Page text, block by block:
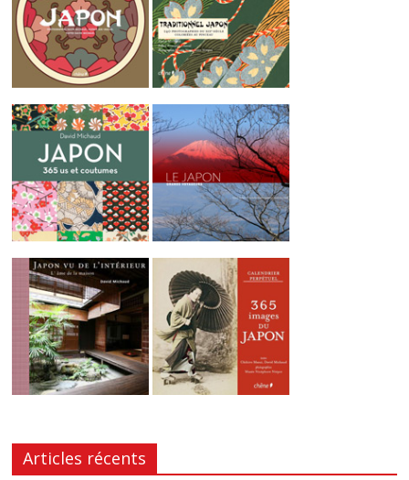
Articles récents